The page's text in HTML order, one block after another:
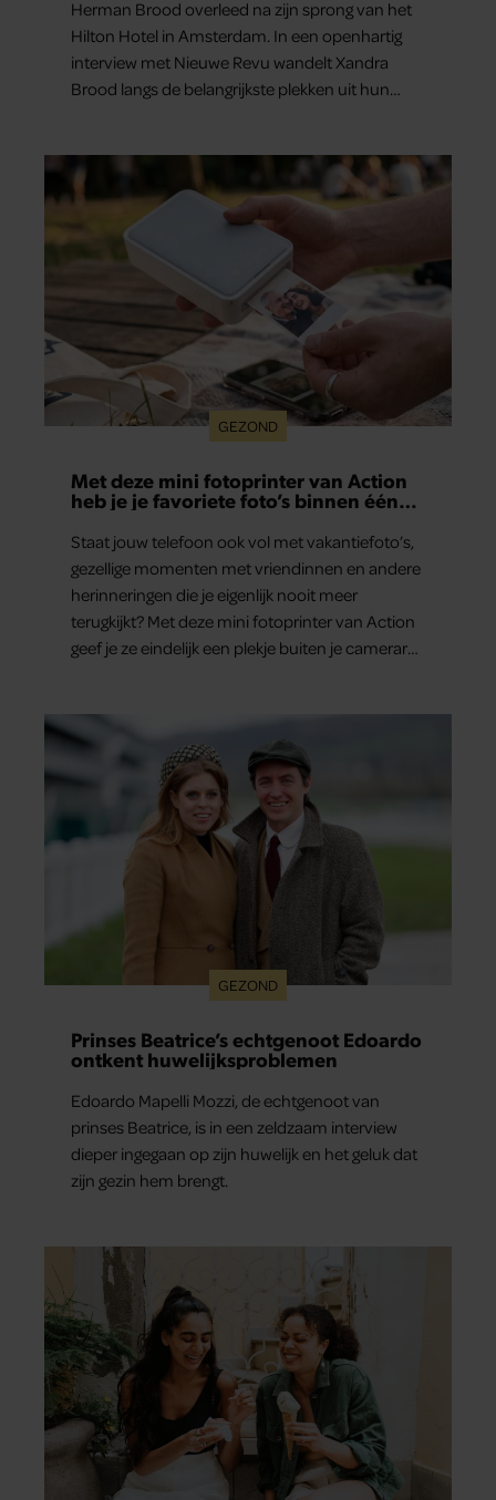
Herman Brood overleed na zijn sprong van het
Hilton Hotel in Amsterdam. In een openhartig
interview met Nieuwe Revu wandelt Xandra
Brood langs de belangrijkste plekken uit hun
aan herinneringen op. Daar begon hun leven
samen en werd dochter Lola geboren.
GEZOND
Met deze mini fotoprinter van Action
heb je je favoriete foto’s binnen één
Staat jouw telefoon ook vol met vakantiefoto’s,
gezellige momenten met vriendinnen en andere
herinneringen die je eigenlijk nooit meer
terugkijkt? Met deze mini fotoprinter van Action
geef je ze eindelijk een plekje buiten je camerarol.
GEZOND
Prinses Beatrice’s echtgenoot Edoardo
ontkent huwelijksproblemen
Edoardo Mapelli Mozzi, de echtgenoot van
prinses Beatrice, is in een zeldzaam interview
dieper ingegaan op zijn huwelijk en het geluk dat
zijn gezin hem brengt.